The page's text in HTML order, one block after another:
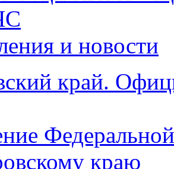
и новости